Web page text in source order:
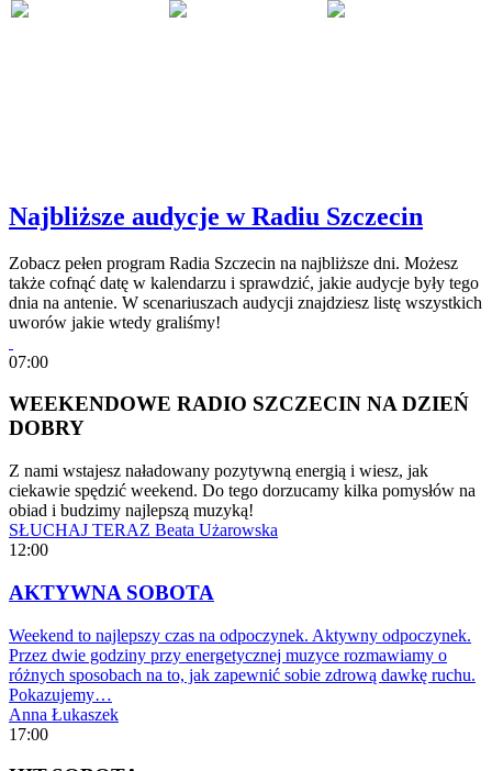
Najbliższe audycje w Radiu Szczecin
Zobacz pełen program Radia Szczecin na najbliższe dni. Możesz
także cofnąć datę w kalendarzu i sprawdzić, jakie audycje były tego
dnia na antenie. W scenariuszach audycji znajdziesz listę wszystkich
uworów jakie wtedy graliśmy!
07:00
WEEKENDOWE RADIO SZCZECIN NA DZIEŃ
DOBRY
Z nami wstajesz naładowany pozytywną energią i wiesz, jak
ciekawie spędzić weekend. Do tego dorzucamy kilka pomysłów na
obiad i budzimy najlepszą muzyką!
SŁUCHAJ TERAZ Beata Użarowska
12:00
AKTYWNA SOBOTA
Weekend to najlepszy czas na odpoczynek. Aktywny odpoczynek.
Przez dwie godziny przy energetycznej muzyce rozmawiamy o
różnych sposobach na to, jak zapewnić sobie zdrową dawkę ruchu.
Pokazujemy…
Anna Łukaszek
17:00